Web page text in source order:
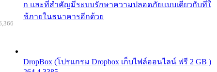
ก และที่สำคัญมีระบบรักษาความปลอดภัยแบบเดียวกับที่ใ
ช้ภายในธนาคารอีกด้วย
DropBox (โปรแกรม Dropbox เก็บไฟล์ออนไลน์ ฟรี 2 GB )